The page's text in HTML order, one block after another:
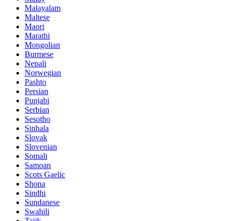
Malayalam
Maltese
Maori
Marathi
Mongolian
Burmese
Nepali
Norwegian
Pashto
Persian
Punjabi
Serbian
Sesotho
Sinhala
Slovak
Slovenian
Somali
Samoan
Scots Gaelic
Shona
Sindhi
Sundanese
Swahili